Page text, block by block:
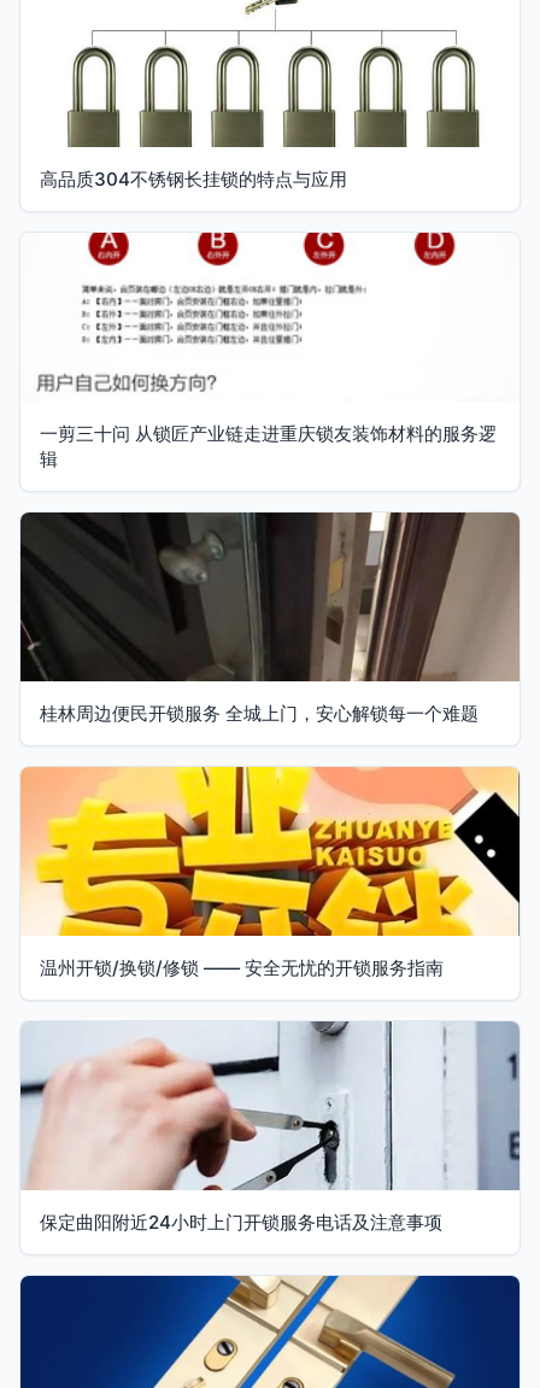
高品质304不锈钢长挂锁的特点与应用
一剪三十问 从锁匠产业链走进重庆锁友装饰材料的服务逻
辑
桂林周边便民开锁服务 全城上门，安心解锁每一个难题
温州开锁/换锁/修锁 —— 安全无忧的开锁服务指南
保定曲阳附近24小时上门开锁服务电话及注意事项